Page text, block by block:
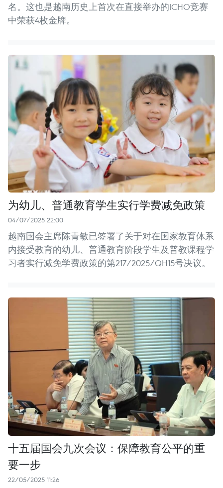
名。这也是越南历史上首次在直接举办的ICHO竞赛
中荣获4枚金牌。
为幼儿、普通教育学生实行学费减免政策
04/07/2025 22:00
越南国会主席陈青敏已签署了关于对在国家教育体系
内接受教育的幼儿、普通教育阶段学生及普教课程学
习者实行减免学费政策的第217/2025/QH15号决议。
十五届国会九次会议：保障教育公平的重
要一步
22/05/2025 11:26